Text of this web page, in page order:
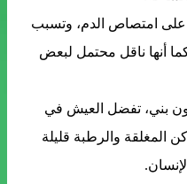
على امتصاص الدم، وتسبب
كما أنها ناقل محتمل لبعض
بني، تفضل العيش في
المغلقة والرطبة قليلة